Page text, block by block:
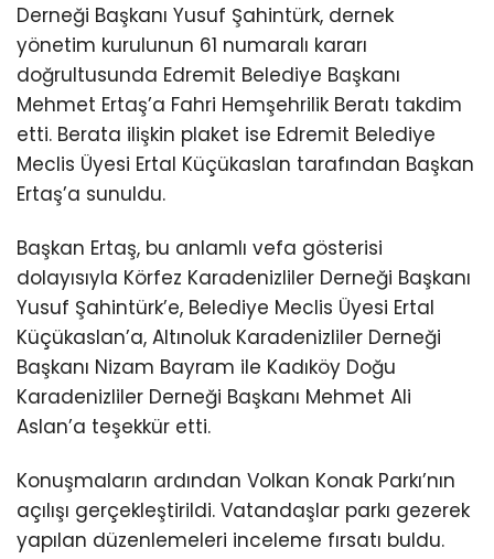
Derneği Başkanı Yusuf Şahintürk, dernek
yönetim kurulunun 61 numaralı kararı
doğrultusunda Edremit Belediye Başkanı
Mehmet Ertaş’a Fahri Hemşehrilik Beratı takdim
etti. Berata ilişkin plaket ise Edremit Belediye
Meclis Üyesi Ertal Küçükaslan tarafından Başkan
Ertaş’a sunuldu.
Başkan Ertaş, bu anlamlı vefa gösterisi
dolayısıyla Körfez Karadenizliler Derneği Başkanı
Yusuf Şahintürk’e, Belediye Meclis Üyesi Ertal
Küçükaslan’a, Altınoluk Karadenizliler Derneği
Başkanı Nizam Bayram ile Kadıköy Doğu
Karadenizliler Derneği Başkanı Mehmet Ali
Aslan’a teşekkür etti.
Konuşmaların ardından Volkan Konak Parkı’nın
açılışı gerçekleştirildi. Vatandaşlar parkı gezerek
yapılan düzenlemeleri inceleme fırsatı buldu.